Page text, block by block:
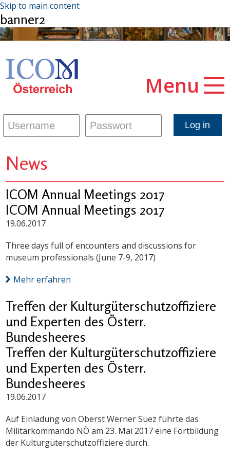
Skip to main content
banner2
Menu
News
ICOM Annual Meetings 2017
ICOM Annual Meetings 2017
19.06.2017
Three days full of encounters and discussions for
museum professionals (June 7-9, 2017)
Mehr erfahren
Treffen der Kulturgüterschutzoffiziere
und Experten des Österr.
Bundesheeres
Treffen der Kulturgüterschutzoffiziere
und Experten des Österr.
Bundesheeres
19.06.2017
Auf Einladung von Oberst Werner Suez führte das
Militärkommando NÖ am 23. Mai 2017 eine Fortbildung
der Kulturgüterschutzoffiziere durch.